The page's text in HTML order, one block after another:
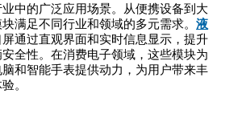
中的广泛应用场景。从便携设备到大
满足不同行业和领域的多元需求。液
通过直观界面和实时信息显示，提升
全性。在消费电子领域，这些模块为
和智能手表提供动力，为用户带来丰
。